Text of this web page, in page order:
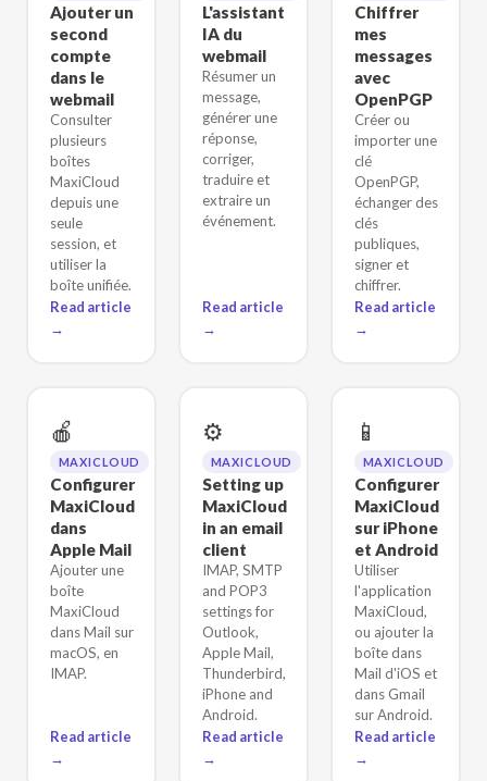
Ajouter un
second
compte
dans le
webmail
Consulter
plusieurs
boîtes
MaxiCloud
depuis une
seule
session, et
utiliser la
boîte unifiée.
Read article
→
L'assistant
IA du
webmail
Résumer un
message,
générer une
réponse,
corriger,
traduire et
extraire un
événement.
Read article
→
Chiffrer
mes
messages
avec
OpenPGP
Créer ou
importer une
clé
OpenPGP,
échanger des
clés
publiques,
signer et
chiffrer.
Read article
→
🍎
MAXICLOUD
Configurer
MaxiCloud
dans
Apple Mail
Ajouter une
boîte
MaxiCloud
dans Mail sur
macOS, en
IMAP.
Read article
→
⚙️
MAXICLOUD
Setting up
MaxiCloud
in an email
client
IMAP, SMTP
and POP3
settings for
Outlook,
Apple Mail,
Thunderbird,
iPhone and
Android.
Read article
→
📱
MAXICLOUD
Configurer
MaxiCloud
sur iPhone
et Android
Utiliser
l'application
MaxiCloud,
ou ajouter la
boîte dans
Mail d'iOS et
dans Gmail
sur Android.
Read article
→